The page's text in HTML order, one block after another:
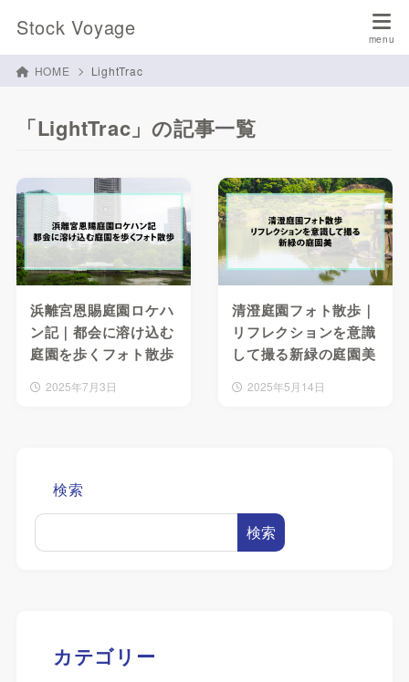
Stock Voyage
HOME LightTrac
「LightTrac」の記事一覧
浜離宮恩賜庭園ロケハ
ン記｜都会に溶け込む
庭園を歩くフォト散歩
2025年7月3日
清澄庭園フォト散歩｜
リフレクションを意識
して撮る新緑の庭園美
2025年5月14日
検索
検索
カテゴリー